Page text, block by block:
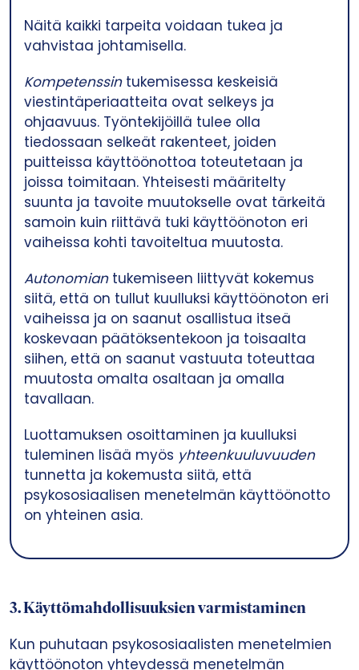
Näitä kaikki tarpeita voidaan tukea ja
vahvistaa johtamisella.
Kompetenssintukemisessa keskeisiä
viestintäperiaatteita ovat selkeys ja
ohjaavuus. Työntekijöillä tulee olla
tiedossaan selkeät rakenteet, joiden
puitteissa käyttöönottoa toteutetaan ja
joissa toimitaan. Yhteisesti määritelty
suunta ja tavoite muutokselle ovat tärkeitä
samoin kuin riittävä tuki käyttöönoton eri
vaiheissa kohti tavoiteltua muutosta.
Autonomiantukemiseen liittyvät kokemus
siitä, että on tullut kuulluksi käyttöönoton eri
vaiheissa ja on saanut osallistua itseä
koskevaan päätöksentekoon ja toisaalta
siihen, että on saanut vastuuta toteuttaa
muutosta omalta osaltaan ja omalla
tavallaan.
Luottamuksen osoittaminen ja kuulluksi
tuleminen lisää myös yhteenkuuluvuuden
tunnetta ja kokemusta siitä, että
psykososiaalisen menetelmän käyttöönotto
on yhteinen asia.
3.Käyttömahdollisuuksien varmistaminen
Kun puhutaan psykososiaalisten menetelmien
käyttöönoton yhteydessä menetelmän